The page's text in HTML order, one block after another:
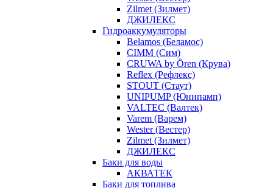
Zilmet (Зилмет)
ДЖИЛЕКС
Гидроаккумуляторы
Belamos (Беламос)
CIMM (Сим)
CRUWA by Ören (Крува)
Reflex (Рефлекс)
STOUT (Стаут)
UNIPUMP (Юнипамп)
VALTEC (Валтек)
Varem (Варем)
Wester (Вестер)
Zilmet (Зилмет)
ДЖИЛЕКС
Баки для воды
АКВАТЕК
Баки для топлива